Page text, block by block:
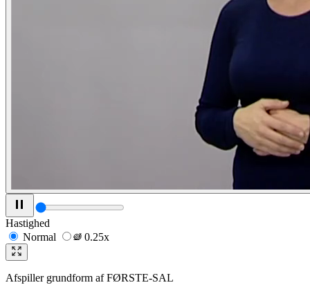
Hastighed
Normal
0.25x
Afspiller grundform afFØRSTE-SAL